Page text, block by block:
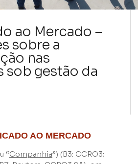
ao Mercado –
sobre a
nas
sob gestão da
AO MERCADO
“Companhia”) (B3: CCRO3;